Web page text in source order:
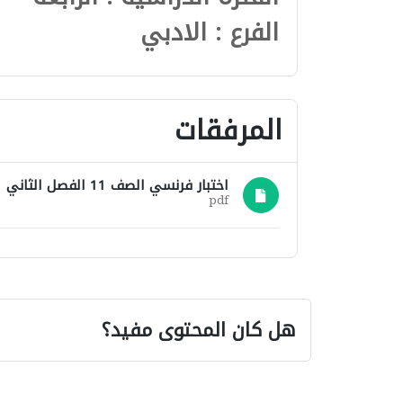
الفرع : الادبي
المرفقات
اختبار فرنسي الصف 11 الفصل الثاني 2011-2012.pdf
pdf
هل كان المحتوى مفيد؟